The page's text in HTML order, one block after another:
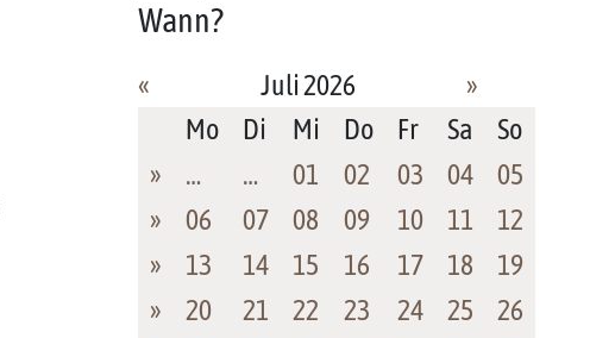
Wann?
»
«
Juli 2026
Mo
Di Mi Do Fr Sa
So
»
… … 01 02 03 04
05
»
06 07 08 09 10 11
12
»
13 14 15 16 17 18
19
»
20 21 22 23 24 25
26